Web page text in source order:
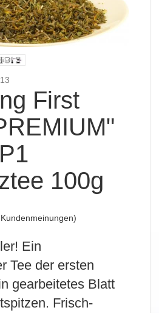
First
100g
Ein
Tee der ersten
gearbeitetes Blatt
Frisch-